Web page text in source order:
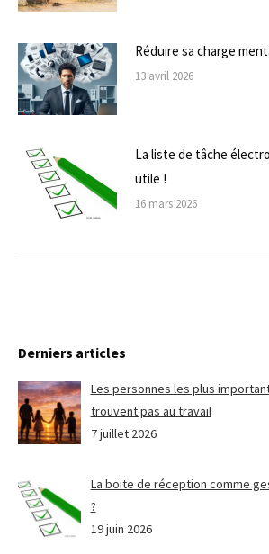
Réduire sa charge
13 avril 2026
La liste de tâche
utile !
16 mars 2026
Derniers articles
Les personnes les plus
trouvent pas au travail
7 juillet 2026
La boite de réception comme
?
19 juin 2026